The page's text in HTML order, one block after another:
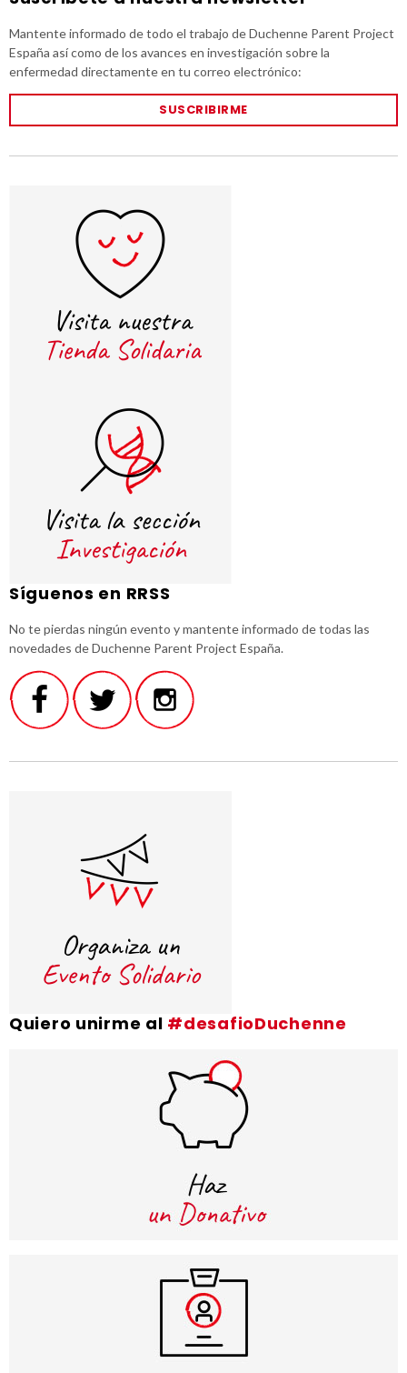
Mantente informado de todo el trabajo de Duchenne Parent Project
España así como de los avances en investigación sobre la
enfermedad directamente en tu correo electrónico:
SUSCRIBIRME
Síguenos en RRSS
No te pierdas ningún evento y mantente informado de todas las
novedades de Duchenne Parent Project España.
Quiero unirme al #desafioDuchenne